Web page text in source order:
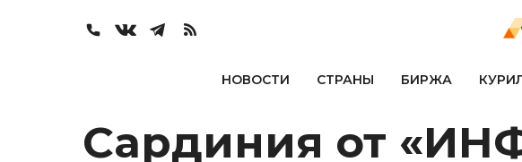
НОВОСТИ СТРАНЫ БИРЖА
Сардиния от